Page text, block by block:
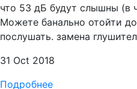
что 53 дБ будут слышны (в
Можете банально отойти
послушать. замена
31 Oct 2018
Подробнее